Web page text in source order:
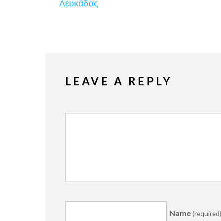
Λευκάδας
LEAVE A REPLY
Name